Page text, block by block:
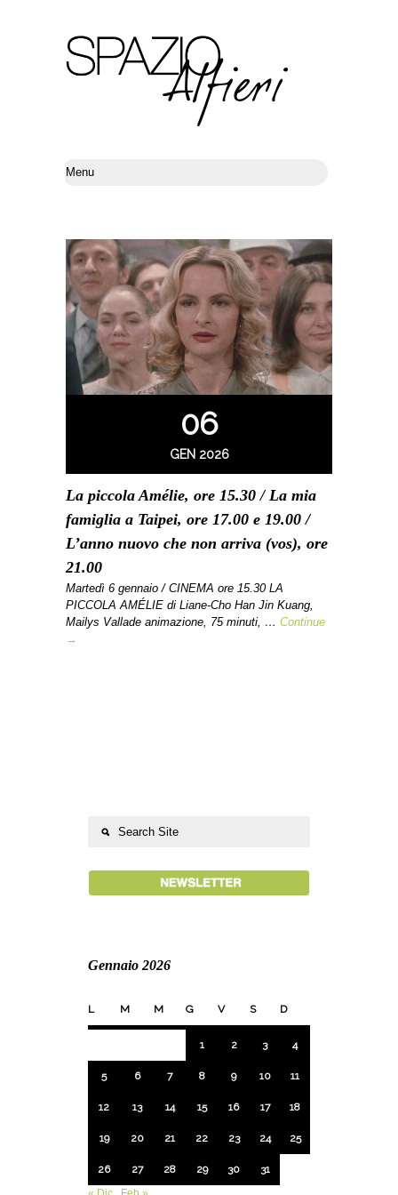
06
GEN 2026
La piccola Amélie, ore 15.30 / La mia
famiglia a Taipei, ore 17.00 e 19.00 /
L’anno nuovo che non arriva (vos), ore
21.00
Martedì 6 gennaio / CINEMA ore 15.30 LA
PICCOLA AMÉLIE di Liane-Cho Han Jin Kuang,
Mailys Vallade animazione, 75 minuti, … Continue
→
Gennaio 2026
L M M G V S D
1 2 3 4
5 6 7 8 9 10 11
12 13 14 15 16 17 18
19 20 21 22 23 24 25
26 27 28 29 30
31